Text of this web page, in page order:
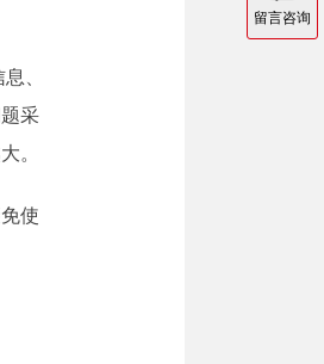
、
采
。
使
留言咨询